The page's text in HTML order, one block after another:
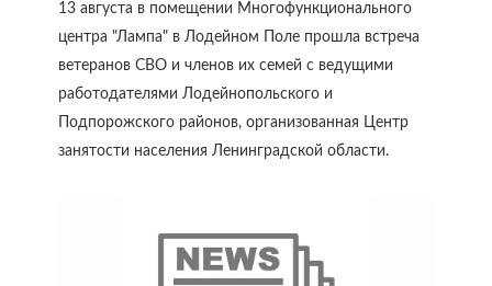
13 августа в помещении Многофункционального
центра "Лампа" в Лодейном Поле прошла встреча
ветеранов СВО и членов их семей с ведущими
работодателями Лодейнопольского и
Подпорожского районов, организованная Центр
занятости населения Ленинградской области.